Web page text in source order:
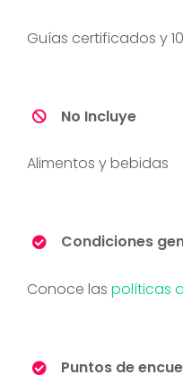
Guías certificados y
No Incluye
Alimentos y bebidas
Condiciones
Conoce las políticas
Puntos de